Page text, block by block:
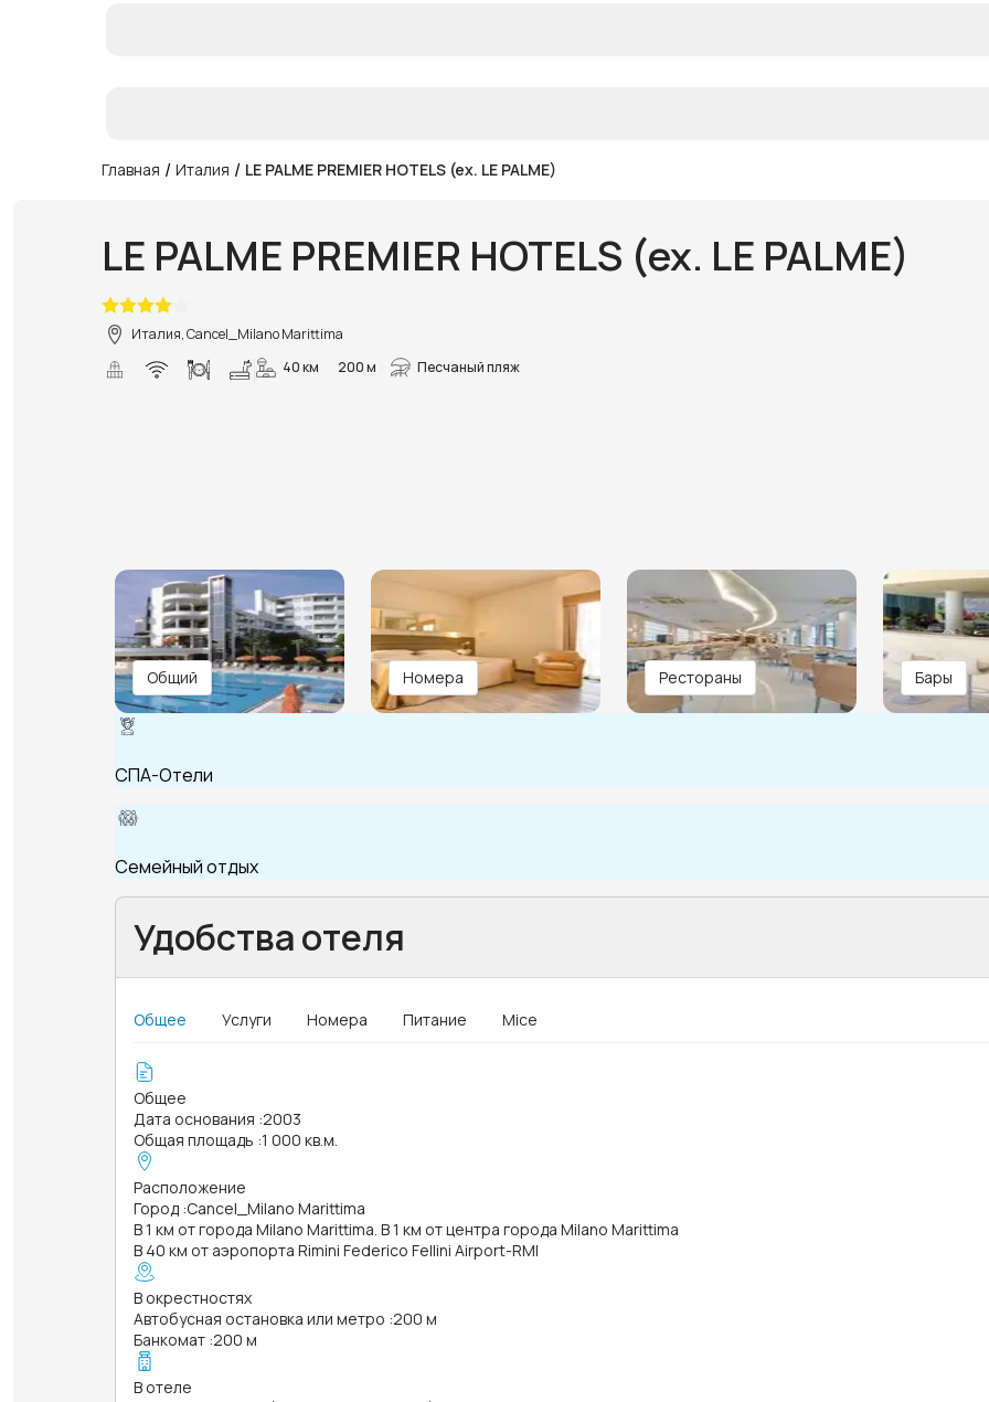
Главная / Италия / LE PALME PREMIER HOTELS (ex. LE PALME)
LE PALME PREMIER HOTELS (ex. LE PALME)
Италия, Cancel_Milano Marittima
40 км
200 м Песчаный пляж
Общий Номера Рестораны Бары
СПА-Отели
Семейный отдых
Удобства отеля
Общее Услуги Номера Питание Mice
Общее
Дата основания :2003
Общая площадь :1 000 кв.м.
Расположение
Город :Cancel_Milano Marittima
В 1 км от города Milano Marittima. В 1 км от центра города Milano Marittima
В 40 км от аэропорта Rimini Federico Fellini Airport-RMI
В окрестностях
Автобусная остановка или метро :200 м
Банкомат :200 м
В отеле